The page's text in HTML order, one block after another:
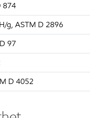
874
g, ASTM D 2896
97
D 4052